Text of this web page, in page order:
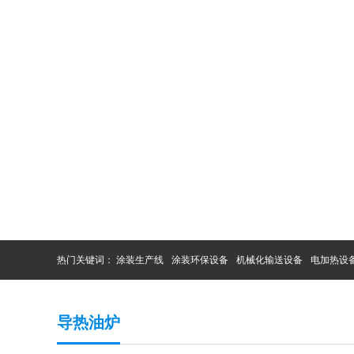
热门关键词： 涂装生产线 涂装环保设备 机械化输送设备 电加热设
导热油炉